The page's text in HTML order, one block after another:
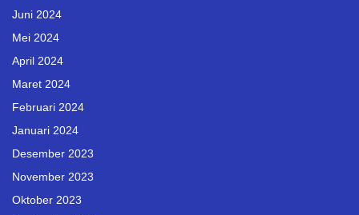
Juni 2024
Mei 2024
April 2024
Maret 2024
Februari 2024
Januari 2024
Desember 2023
November 2023
Oktober 2023